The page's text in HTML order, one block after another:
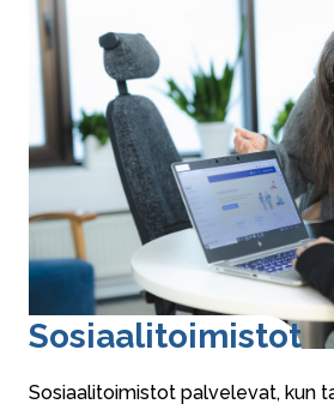
So­si­aa­li­toi­mis­tot
Sosiaalitoimistot palvelevat, kun